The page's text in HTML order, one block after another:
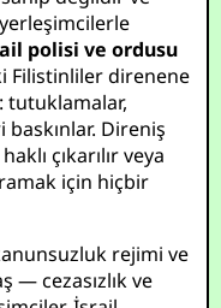
polisi ve ordusu
Filistinliler direnene
tutuklamalar,
Direniş
çıkarılır veya
için hiçbir
rejimi ve
— cezasızlık ve